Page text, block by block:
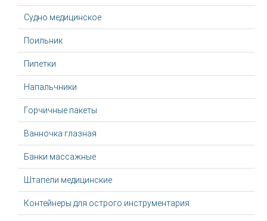
Судно медицинское
Поильник
Пипетки
Напальчники
Горчичные пакеты
Ванночка глазная
Банки массажные
Штапели медицинские
Контейнеры для острого инструментария